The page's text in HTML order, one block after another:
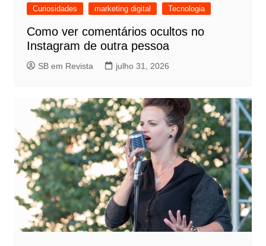
Curiosidades marketing digital Tecnologia
Como ver comentários ocultos no
Instagram de outra pessoa
SB em Revista julho 31, 2026